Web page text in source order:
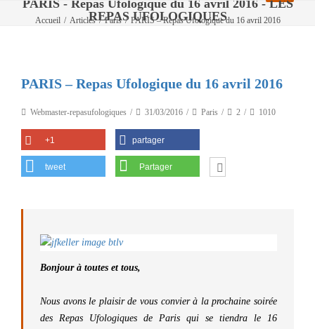
PARIS - Repas Ufologique du 16 avril 2016 - LES
REPAS UFOLOGIQUES
Accueil / Articles / Paris / PARIS – Repas Ufologique du 16 avril 2016
PARIS – Repas Ufologique du 16 avril 2016
Webmaster-repasufologiques 31/03/2016 Paris 2 1010
+1 partager
tweet Partager
Bonjour à toutes et tous,
Nous avons le plaisir de vous convier à la prochaine soirée
des Repas Ufologiques de Paris qui se tiendra le 16